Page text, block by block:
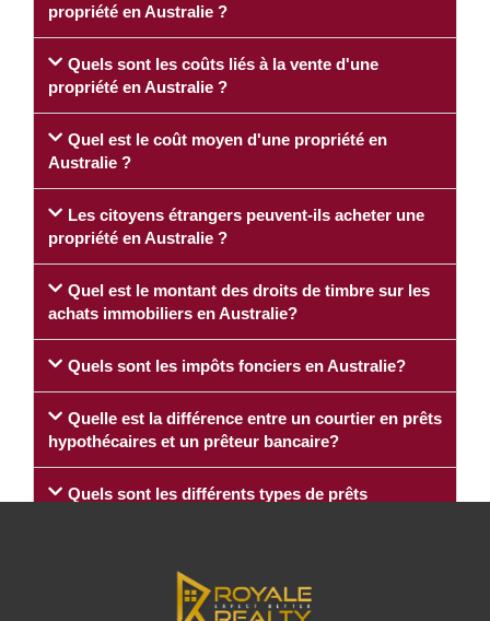
propriété en Australie ?
Quels sont les coûts liés à la vente d'une
propriété en Australie ?
Quel est le coût moyen d'une propriété en
Australie ?
Les citoyens étrangers peuvent-ils acheter une
propriété en Australie ?
Quel est le montant des droits de timbre sur les
achats immobiliers en Australie?
Quels sont les impôts fonciers en Australie?
Quelle est la différence entre un courtier en prêts
hypothécaires et un prêteur bancaire?
Quels sont les différents types de prêts
Quelle est la différence entre un agent
immobilier et un gestionnaire immobilier?